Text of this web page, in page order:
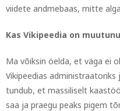
viidete andmebaas, mitte
Kas Vikipeedia on
Ma võiksin öelda, et väga ei
Vikipeedias administraatoriks
tundub, et massiliselt
saa ja praegu peaks pigem